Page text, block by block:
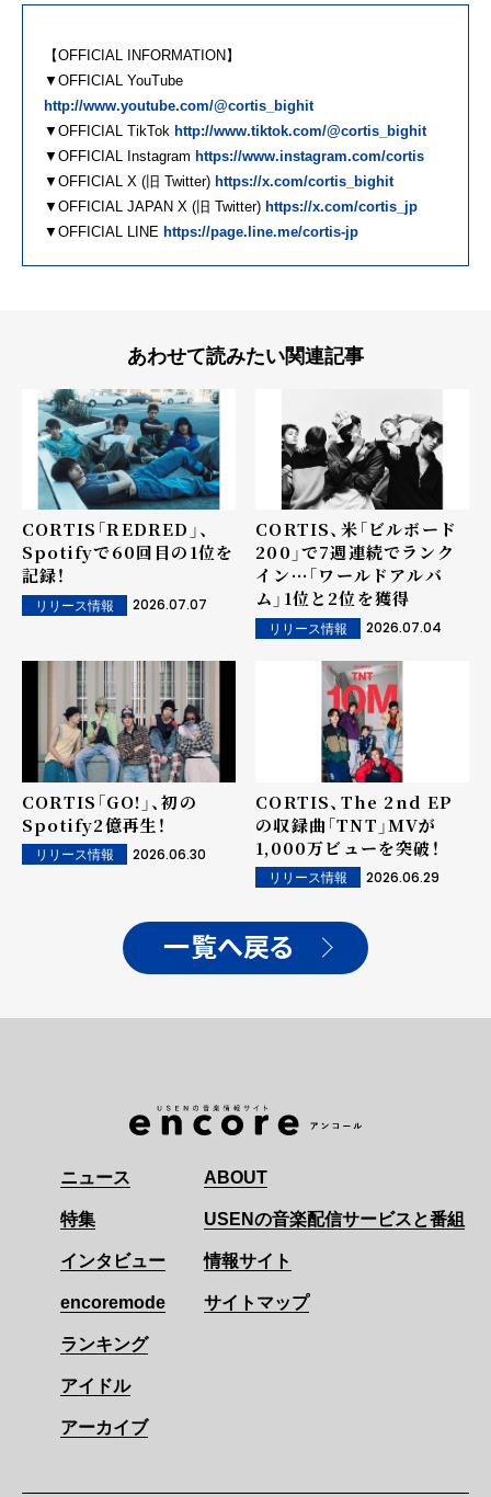
【OFFICIAL INFORMATION】
▼OFFICIAL YouTube
http://www.youtube.com/@cortis_bighit
▼OFFICIAL TikTok http://www.tiktok.com/@cortis_bighit
▼OFFICIAL Instagram https://www.instagram.com/cortis
▼OFFICIAL X (旧 Twitter) https://x.com/cortis_bighit
▼OFFICIAL JAPAN X (旧 Twitter) https://x.com/cortis_jp
▼OFFICIAL LINE https://page.line.me/cortis-jp
あわせて読みたい関連記事
CORTIS「REDRED」、
Spotifyで60回目の1位を
記録！
リリース情報 2026.07.07
CORTIS、米「ビルボード
200」で7週連続でランク
イン···「ワールドアルバ
ム」1位と2位を獲得
リリース情報 2026.07.04
CORTIS「GO!」、初の
Spotify2億再生！
リリース情報 2026.06.30
CORTIS、The 2nd EP
の収録曲「TNT」MVが
1,000万ビューを突破！
リリース情報 2026.06.29
一覧へ戻る
ニュース
特集
インタビュー
encoremode
ランキング
アイドル
アーカイブ
ABOUT
USENの音楽配信サービスと番組
情報サイト
サイトマップ